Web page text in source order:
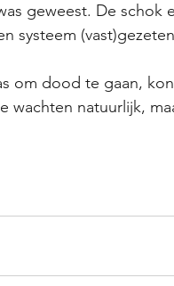
geweest. De schok
systeem
om dood te gaan,
wachten natuurlijk,